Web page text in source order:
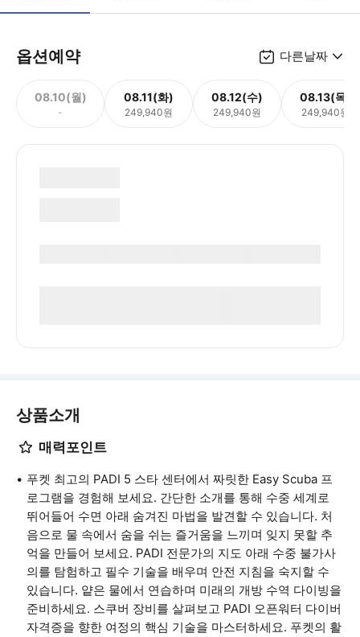
옵션예약 다른날짜
08.10(월)
-
08.11(화)
249,940원
08.12(수)
249,940원
08.13(목)
249,940원
상품소개
매력포인트
푸켓 최고의 PADI 5 스타 센터에서 짜릿한 Easy Scuba 프
로그램을 경험해 보세요. 간단한 소개를 통해 수중 세계로
뛰어들어 수면 아래 숨겨진 마법을 발견할 수 있습니다. 처
음으로 물 속에서 숨을 쉬는 즐거움을 느끼며 잊지 못할 추
억을 만들어 보세요. PADI 전문가의 지도 아래 수중 불가사
의를 탐험하고 필수 기술을 배우며 안전 지침을 숙지할 수
있습니다. 얕은 물에서 연습하며 미래의 개방 수역 다이빙을
준비하세요. 스쿠버 장비를 살펴보고 PADI 오픈워터 다이버
자격증을 향한 여정의 핵심 기술을 마스터하세요. 푸켓의 활